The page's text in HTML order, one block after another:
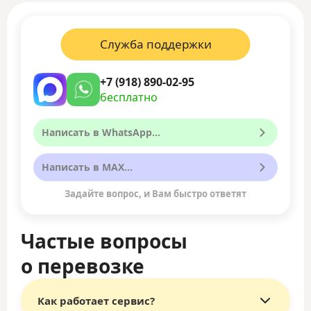
Частые вопросы
о перевозке
Служба поддержки
+7 (918) 890-02-95
бесплатно
Написать в WhatsApp...
Написать в MAX...
Задайте вопрос, и Вам быстро ответят
Как работает сервис?